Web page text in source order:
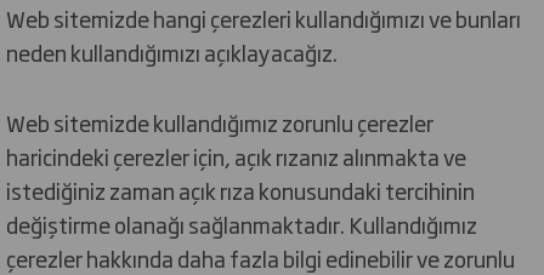
Web sitemizde hangi çerezleri kullandığımızı ve bunları
neden kullandığımızı açıklayacağız.
Web sitemizde kullandığımız zorunlu çerezler
haricindeki çerezler için, açık rızanız alınmakta ve
istediğiniz zaman açık rıza konusundaki tercihinin
değiştirme olanağı sağlanmaktadır. Kullandığımız
çerezler hakkında daha fazla bilgi edinebilir ve zorunlu